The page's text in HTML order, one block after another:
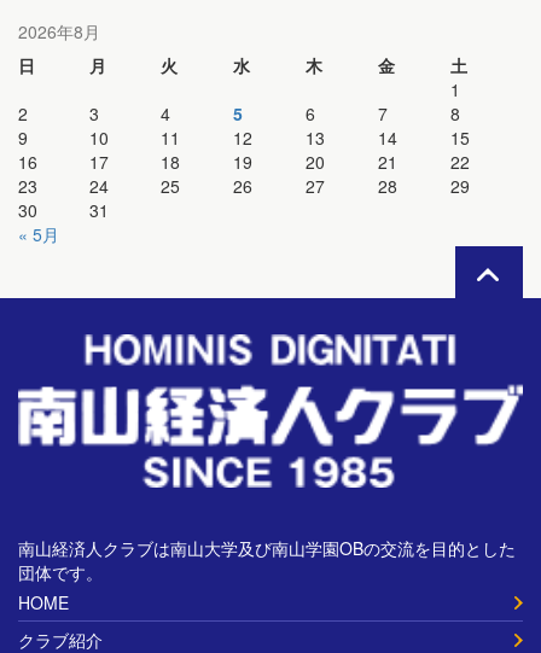
2026年8月
日
月 火 水 木 金
土
1
2
3 4 5 6 7
8
9
10 11 12 13 14
15
16
17 18 19 20 21
22
23
24 25 26 27 28
29
30
31
« 5月
南山経済人クラブは南山大学及び南山学園OBの交流を目的とした
団体です。
HOME
クラブ紹介